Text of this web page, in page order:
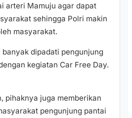
arteri Mamuju agar dapat
sehingga Polri makin
masyarakat.
dipadati pengunjung
kegiatan Car Free Day.
pihaknya juga memberikan
pengunjung pantai